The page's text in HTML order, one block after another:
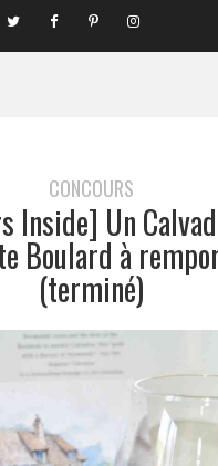
CONCOURS
Inside] Un
Boulard à
(terminé)